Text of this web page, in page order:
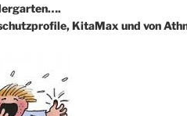
KitaMax und von